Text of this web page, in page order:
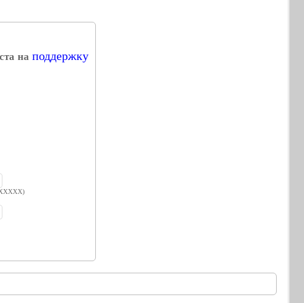
наподдержку